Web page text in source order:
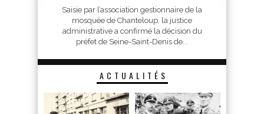
Saisie par l’association gestionnaire de la
mosquée de Chanteloup, la justice
administrative a confirmé la décision du
préfet de Seine-Saint-Denis de...
ACTUALITÉS